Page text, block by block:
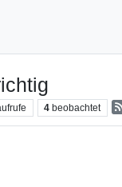
4 beobachtet